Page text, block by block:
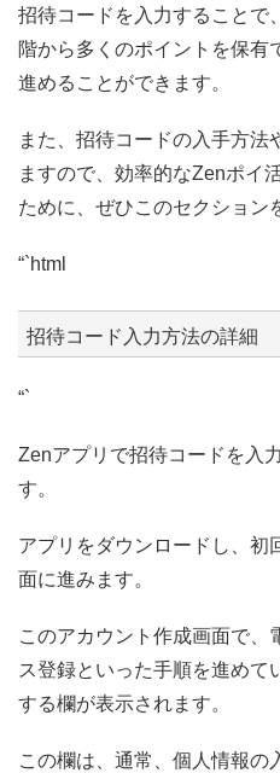
招待コードを入力することで
階から多くのポイントを保有
進めることができます。
また、招待コードの入手方法
ますので、効率的なZenポイ
ために、ぜひこのセクション
“`html
招待コード入力方法の詳細
“`
Zenアプリで招待コードを入
す。
アプリをダウンロードし、初
面に進みます。
このアカウント作成画面で、
ス登録といった手順を進めて
する欄が表示されます。
この欄は、通常、個人情報の